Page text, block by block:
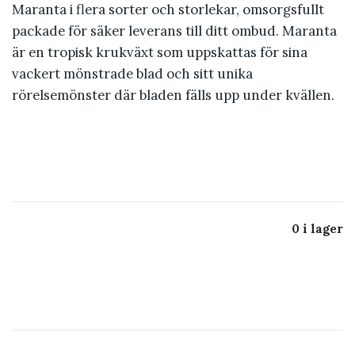
Maranta i flera sorter och storlekar, omsorgsfullt
packade för säker leverans till ditt ombud. Maranta
är en tropisk krukväxt som uppskattas för sina
vackert mönstrade blad och sitt unika
rörelsemönster där bladen fälls upp under kvällen.
0 i lager